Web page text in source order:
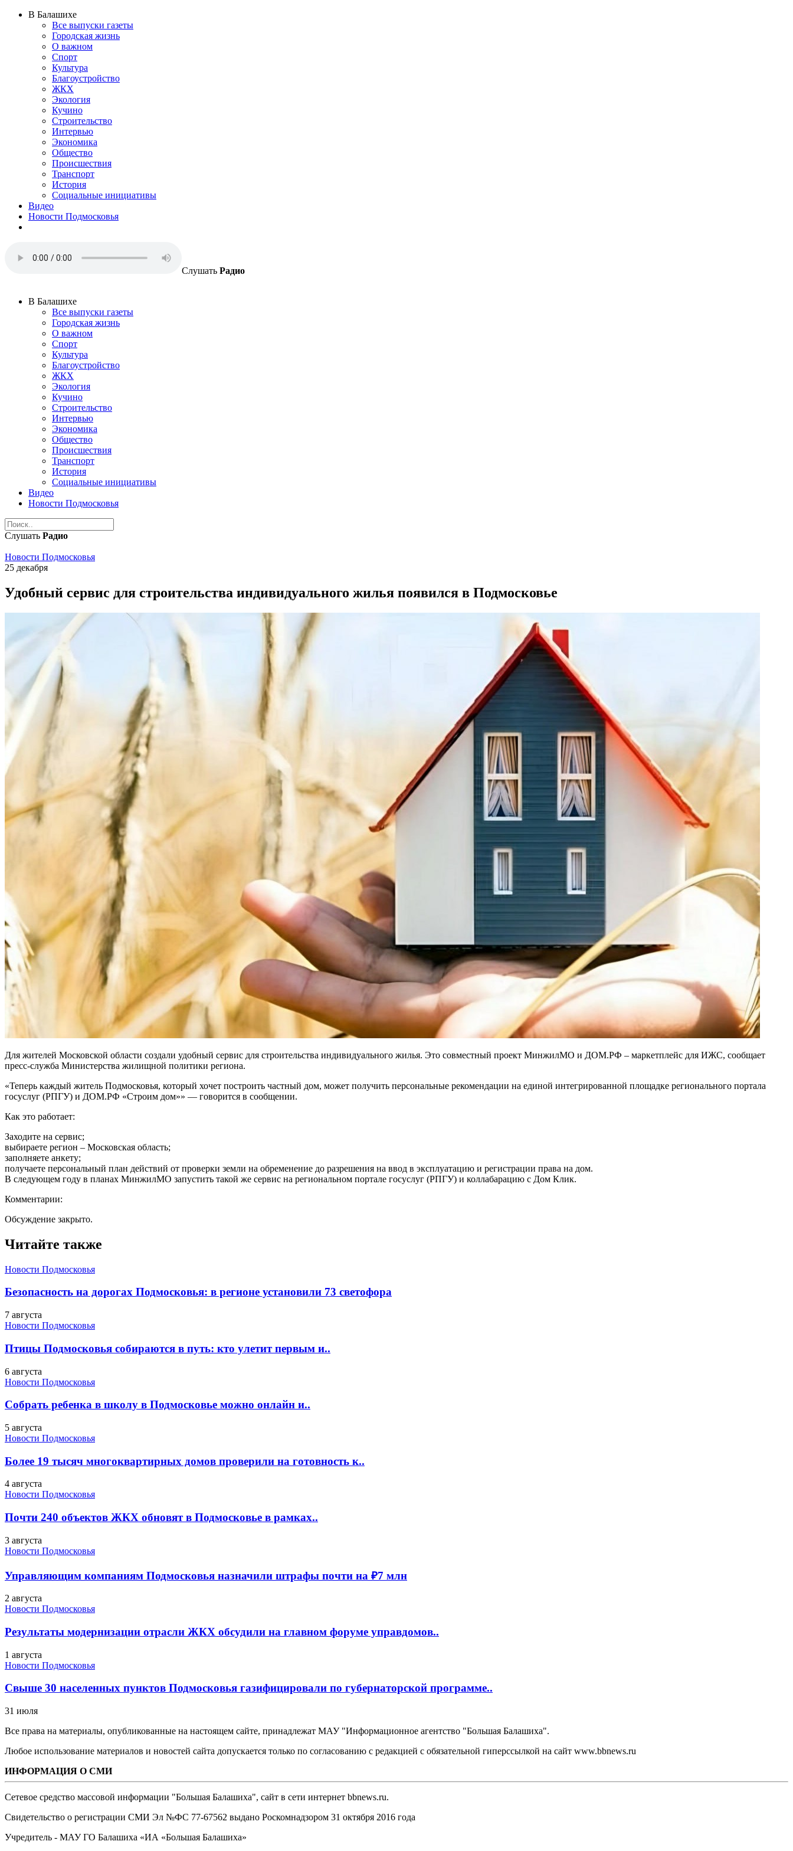
В Балашихе
Все выпуски газеты
Городская жизнь
О важном
Спорт
Культура
Благоустройство
ЖКХ
Экология
Кучино
Строительство
Интервью
Экономика
Общество
Происшествия
Транспорт
История
Социальные инициативы
Видео
Новости Подмосковья
Слушать Радио
В Балашихе
Все выпуски газеты
Городская жизнь
О важном
Спорт
Культура
Благоустройство
ЖКХ
Экология
Кучино
Строительство
Интервью
Экономика
Общество
Происшествия
Транспорт
История
Социальные инициативы
Видео
Новости Подмосковья
Слушать Радио
Новости Подмосковья
25 декабря
Удобный сервис для строительства индивидуального жилья появился в Подмосковье
Для жителей Московской области создали удобный сервис для строительства индивидуального жилья. Это совместный проект МинжилМО и ДОМ.РФ – маркетплейс для ИЖС, сообщает
пресс-служба Министерства жилищной политики региона.
«Теперь каждый житель Подмосковья, который хочет построить частный дом, может получить персональные рекомендации на единой интегрированной площадке регионального портала
госуслуг (РПГУ) и ДОМ.РФ «Строим дом»» — говорится в сообщении.
Как это работает:
Заходите на сервис;
выбираете регион – Московская область;
заполняете анкету;
получаете персональный план действий от проверки земли на обременение до разрешения на ввод в эксплуатацию и регистрации права на дом.
В следующем году в планах МинжилМО запустить такой же сервис на региональном портале госуслуг (РПГУ) и коллабарацию с Дом Клик.
Комментарии:
Обсуждение закрыто.
Читайте также
Новости Подмосковья
Безопасность на дорогах Подмосковья: в регионе установили 73 светофора
7 августа
Новости Подмосковья
Птицы Подмосковья собираются в путь: кто улетит первым и..
6 августа
Новости Подмосковья
Собрать ребенка в школу в Подмосковье можно онлайн и..
5 августа
Новости Подмосковья
Более 19 тысяч многоквартирных домов проверили на готовность к..
4 августа
Новости Подмосковья
Почти 240 объектов ЖКХ обновят в Подмосковье в рамках..
3 августа
Новости Подмосковья
Управляющим компаниям Подмосковья назначили штрафы почти на ₽7 млн
2 августа
Новости Подмосковья
Результаты модернизации отрасли ЖКХ обсудили на главном форуме управдомов..
1 августа
Новости Подмосковья
Свыше 30 населенных пунктов Подмосковья газифицировали по губернаторской программе..
31 июля
Все права на материалы, опубликованные на настоящем сайте, принадлежат МАУ "Информационное агентство "Большая Балашиха".
Любое использование материалов и новостей сайта допускается только по согласованию с редакцией с обязательной гиперссылкой на сайт www.bbnews.ru
ИНФОРМАЦИЯ О СМИ
Сетевое средство массовой информации "Большая Балашиха", сайт в сети интернет bbnews.ru.
Свидетельство о регистрации СМИ Эл №ФС ‎77-67562 выдано Роскомнадзором 31 октября 2016 года
Учредитель - МАУ ГО Балашиха «ИА «Большая Балашиха»